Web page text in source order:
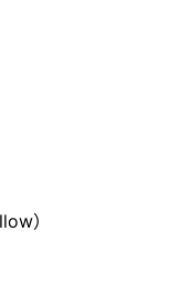
）